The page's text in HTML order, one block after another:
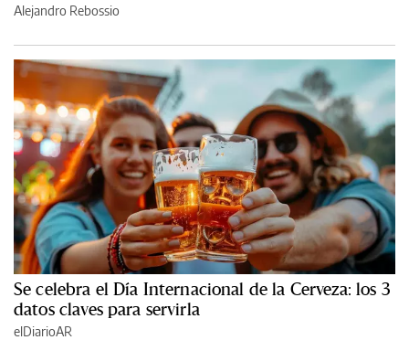
Alejandro Rebossio
Se celebra el Día Internacional de la Cerveza: los 3
datos claves para servirla
elDiarioAR